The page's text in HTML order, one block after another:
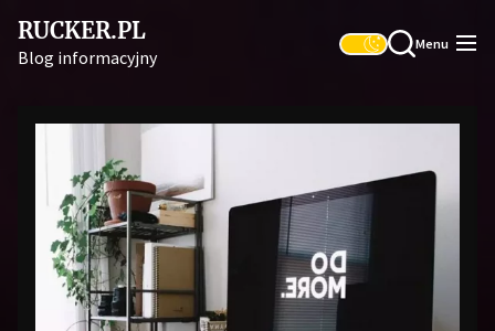
the
RUCKER.PL
Blog informacyjny
Menu